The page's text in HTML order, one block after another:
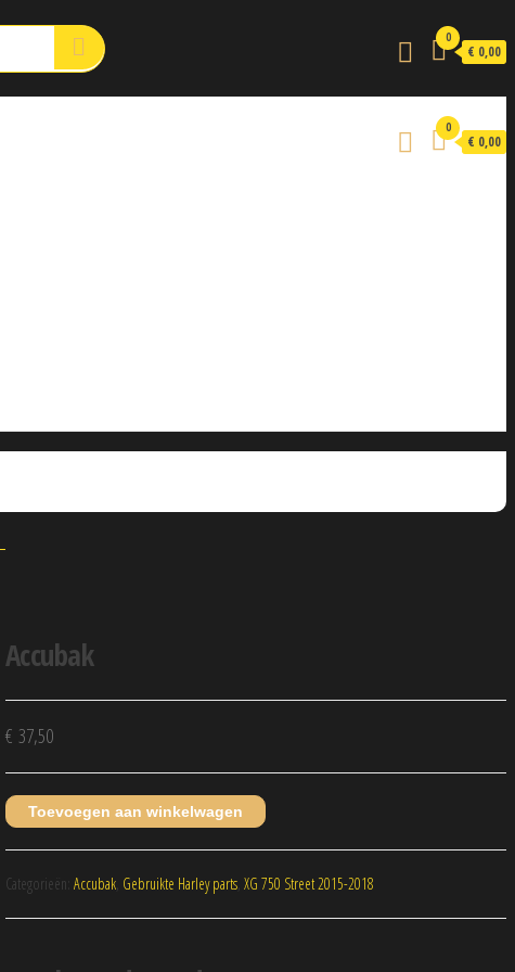
0
€ 0,00
0
€ 0,00
Accubak
€ 37,50
Toevoegen aan winkelwagen
Categorieën: Accubak, Gebruikte Harley parts, XG 750 Street 2015-2018